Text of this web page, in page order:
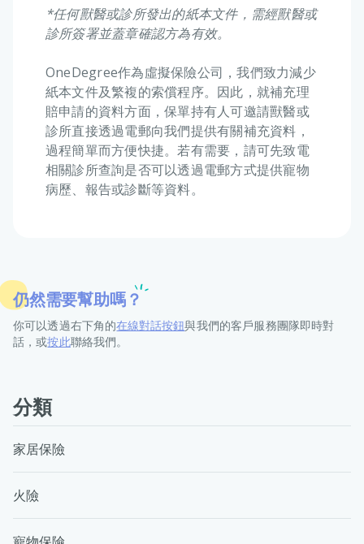
*任何獸醫或診所發出的紙本文件，需經獸醫或
診所簽署並蓋章確認方為有效。
OneDegree作為虛擬保險公司，我們致力減少
紙本文件及繁複的索償程序。因此，就補充理
賠申請的資料方面，保單持有人可邀請獸醫或
診所直接透過電郵向我們提供有關補充資料，
過程簡單而方便快捷。若有需要，請可先致電
相關診所查詢是否可以透過電郵方式提供寵物
病歷、報告或診斷等資料。
仍然需要幫助嗎？
你可以透過右下角的在線對話按鈕與我們的客戶服務團隊即時對
話，或按此聯絡我們。
分類
家居保險
火險